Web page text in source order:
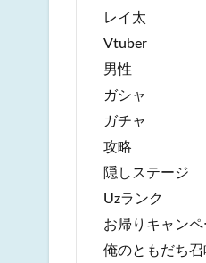
レイ太
Vtuber
男性
ガシャ
ガチャ
攻略
隠しステージ
Uzランク
お帰りキャンペ
俺のともだち